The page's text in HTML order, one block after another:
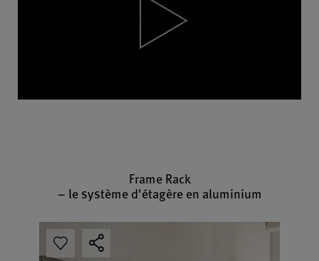
Frame Rack
– le système d'étagère en aluminium